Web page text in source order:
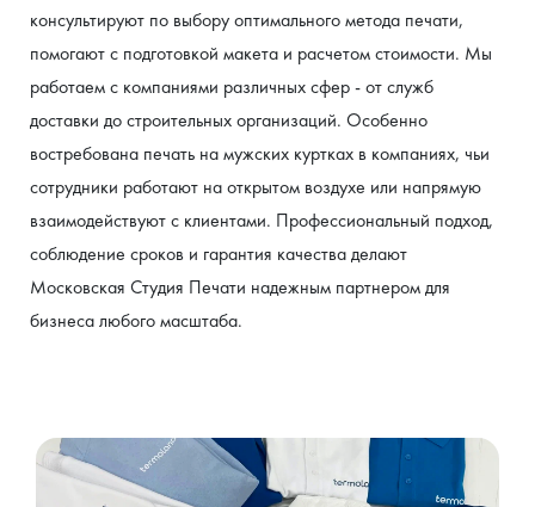
консультируют по выбору оптимального метода печати,
помогают с подготовкой макета и расчетом стоимости. Мы
работаем с компаниями различных сфер - от служб
доставки до строительных организаций. Особенно
востребована печать на мужских куртках в компаниях, чьи
сотрудники работают на открытом воздухе или напрямую
взаимодействуют с клиентами. Профессиональный подход,
соблюдение сроков и гарантия качества делают
Московская Студия Печати надежным партнером для
бизнеса любого масштаба.